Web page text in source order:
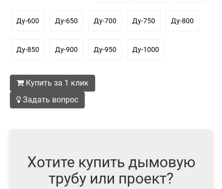
Ду-600 Ду-650 Ду-700 Ду-750 Ду-800
Ду-850 Ду-900 Ду-950 Ду-1000
Купить за 1 клик
Задать вопрос
Хотите купить дымовую
трубу или проект?